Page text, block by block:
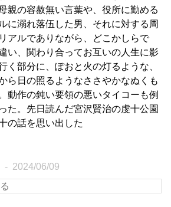
親の容赦無い言葉や、役所に勤める
に溺れ落伍した男、それに対する周
アルでありながら、どこかしらで
い、関わり合ってお互いの人生に影
く部分に、ぽおと火の灯るような、
ら日の照るようなささやかなぬくも
動作の鈍い要領の悪いタイコーも例
た。先日読んだ宮沢賢治の虔十公園
の話を思い出した
2024/06/09